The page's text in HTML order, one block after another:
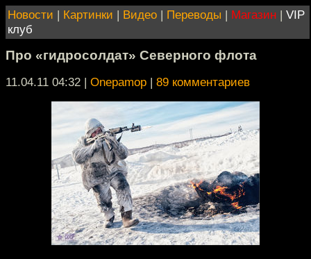
Новости | Картинки | Видео | Переводы | Магазин | VIP
клуб
Про «гидросолдат» Северного флота
11.04.11 04:32 | Onepamop | 89 комментариев